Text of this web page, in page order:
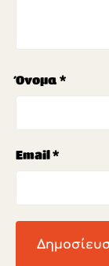
Όνομα *
Email *